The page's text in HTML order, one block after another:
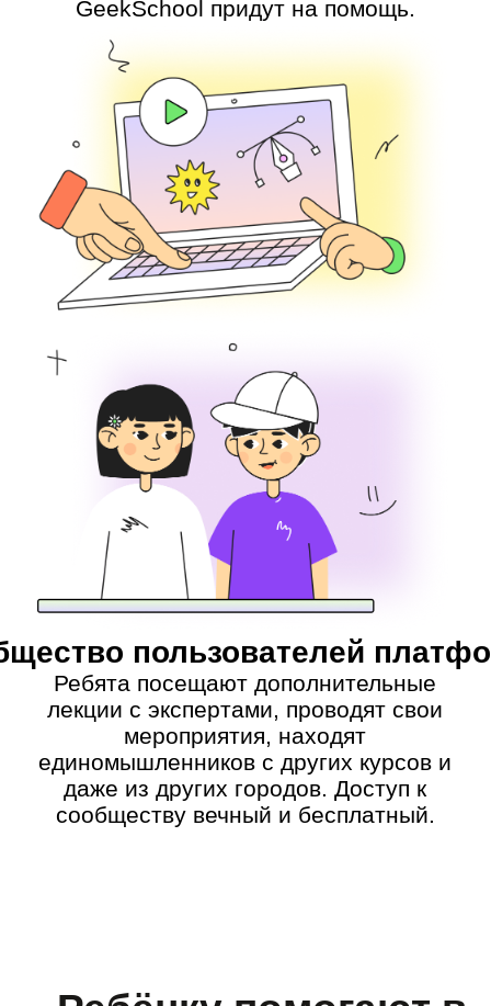
изучении материала
IT-эксперты
с педагогическим
опытом
Сергей Спиридонов
знания и видеть ваши успехи.
Второе – особенно!»
💼 Создает сайты с 2019 года
✍ Опыт преподавания — 4 года
💪 Участвует в разработке курсов